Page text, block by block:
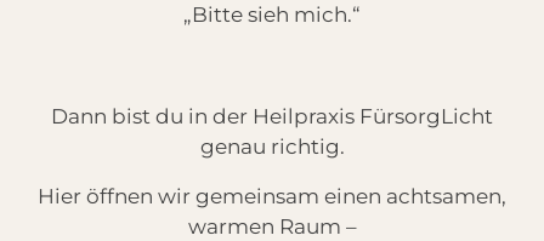
„Bitte sieh mich.“
Dann bist du in der Heilpraxis FürsorgLicht
genau richtig.
Hier öffnen wir gemeinsam einen achtsamen,
warmen Raum –